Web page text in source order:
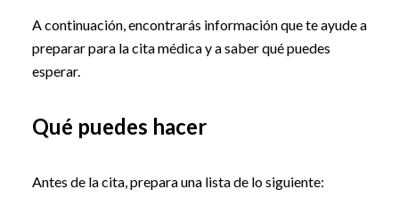
A continuación, encontrarás información que te ayude a
preparar para la cita médica y a saber qué puedes
esperar.
Qué puedes hacer
Antes de la cita, prepara una lista de lo siguiente: